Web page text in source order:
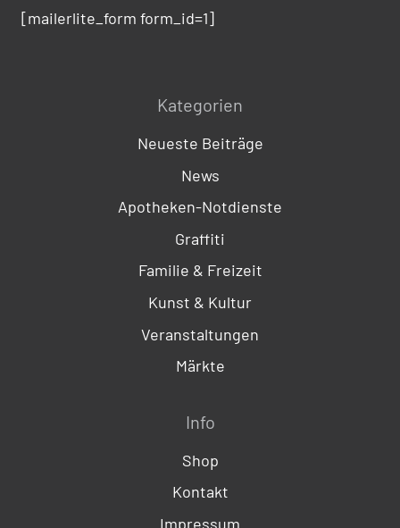
[mailerlite_form form_id=1]
Kategorien
Neueste Beiträge
News
Apotheken-Notdienste
Graffiti
Familie & Freizeit
Kunst & Kultur
Veranstaltungen
Märkte
Info
Shop
Kontakt
Impressum